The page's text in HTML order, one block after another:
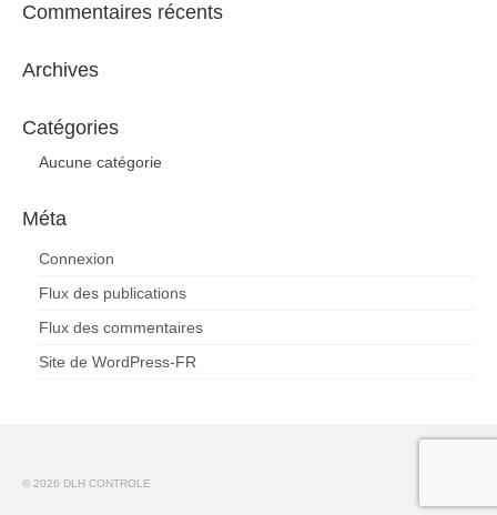
Commentaires récents
Archives
Catégories
Aucune catégorie
Méta
Connexion
Flux des publications
Flux des commentaires
Site de WordPress-FR
© 2026 DLH CONTROLE